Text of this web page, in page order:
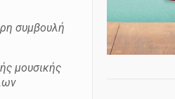
συμβουλή
μουσικής